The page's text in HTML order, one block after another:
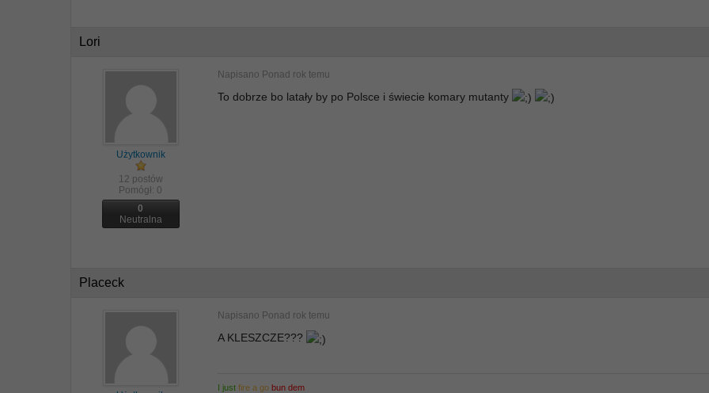
Lori
Użytkownik
12 postów
Pomógł: 0
0
Neutralna
Napisano Ponad rok temu
To dobrze bo latały by po Polsce i świecie komary mutanty
Placeck
Napisano Ponad rok temu
A KLESZCZE???
I justfire a gobun dem